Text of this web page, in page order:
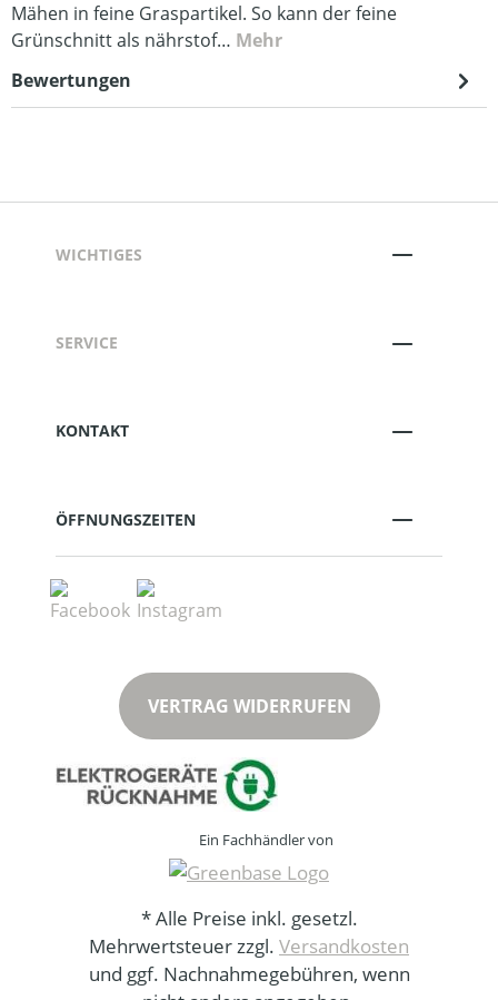
Mähen in feine Graspartikel. So kann der feine
Grünschnitt als nährstof… Mehr
Bewertungen
WICHTIGES
SERVICE
KONTAKT
ÖFFNUNGSZEITEN
VERTRAG WIDERRUFEN
Ein Fachhändler von
* Alle Preise inkl. gesetzl.
Mehrwertsteuer zzgl. Versandkosten
und ggf. Nachnahmegebühren, wenn